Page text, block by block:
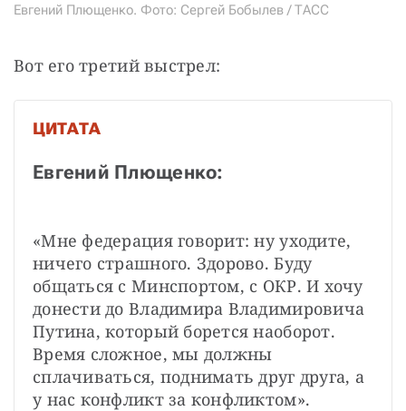
Евгений Плющенко. Фото: Сергей Бобылев / ТАСС
Вот его третий выстрел:
ЦИТАТА
Евгений Плющенко:
«Мне федерация говорит: ну уходите,
ничего страшного. Здорово. Буду
общаться с Минспортом, с ОКР. И хочу
донести до Владимира Владимировича
Путина, который борется наоборот.
Время сложное, мы должны
сплачиваться, поднимать друг друга, а
у нас конфликт за конфликтом».